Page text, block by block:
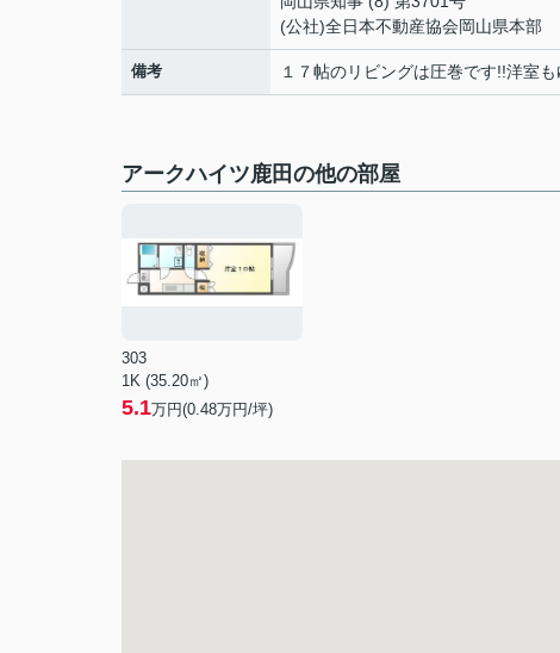
(公社)全日本不動産協会岡山県本部
備考 １７帖のリビングは圧巻です!!洋室
アークハイツ鹿田の他の部屋
303
1K (35.20㎡)
5.1万円(0.48万円/坪)